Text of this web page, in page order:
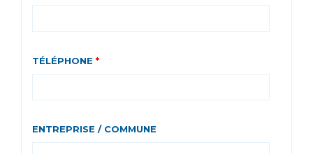
TÉLÉPHONE *
ENTREPRISE / COMMUNE